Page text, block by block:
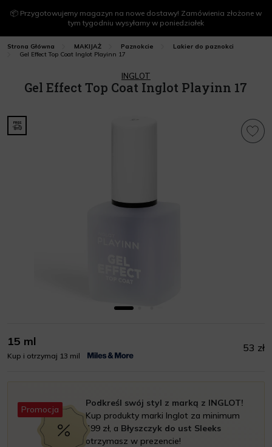
📦 Przygotowujemy magazyn na nowe dostawy! Zamówienia złożone w
tym tygodniu wysyłamy w poniedziałek
Strona Główna MAKIJAŻ Paznokcie
Lakier do paznokci
Gel Effect Top Coat Inglot Playinn 17
INGLOT
Gel Effect Top Coat Inglot Playinn 17
15 ml
Kup i otrzymaj 13 mil
53 zł
Promocja
Podkreśl swój styl z marką z INGLOT!
Kup produkty marki Inglot za minimum
199 zł, a Błyszczyk do ust Sleeks
otrzymasz w prezencie!